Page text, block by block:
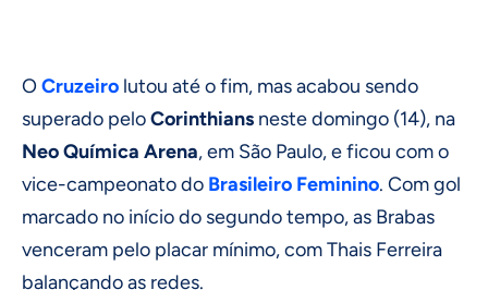
OCruzeiro lutou até o fim, mas acabou sendo
superado peloCorinthians neste domingo (14), na
Neo Química Arena, em São Paulo, e ficou com o
vice-campeonato do Brasileiro Feminino. Com gol
marcado no início do segundo tempo, as Brabas
venceram pelo placar mínimo, com Thais Ferreira
balançando as redes.